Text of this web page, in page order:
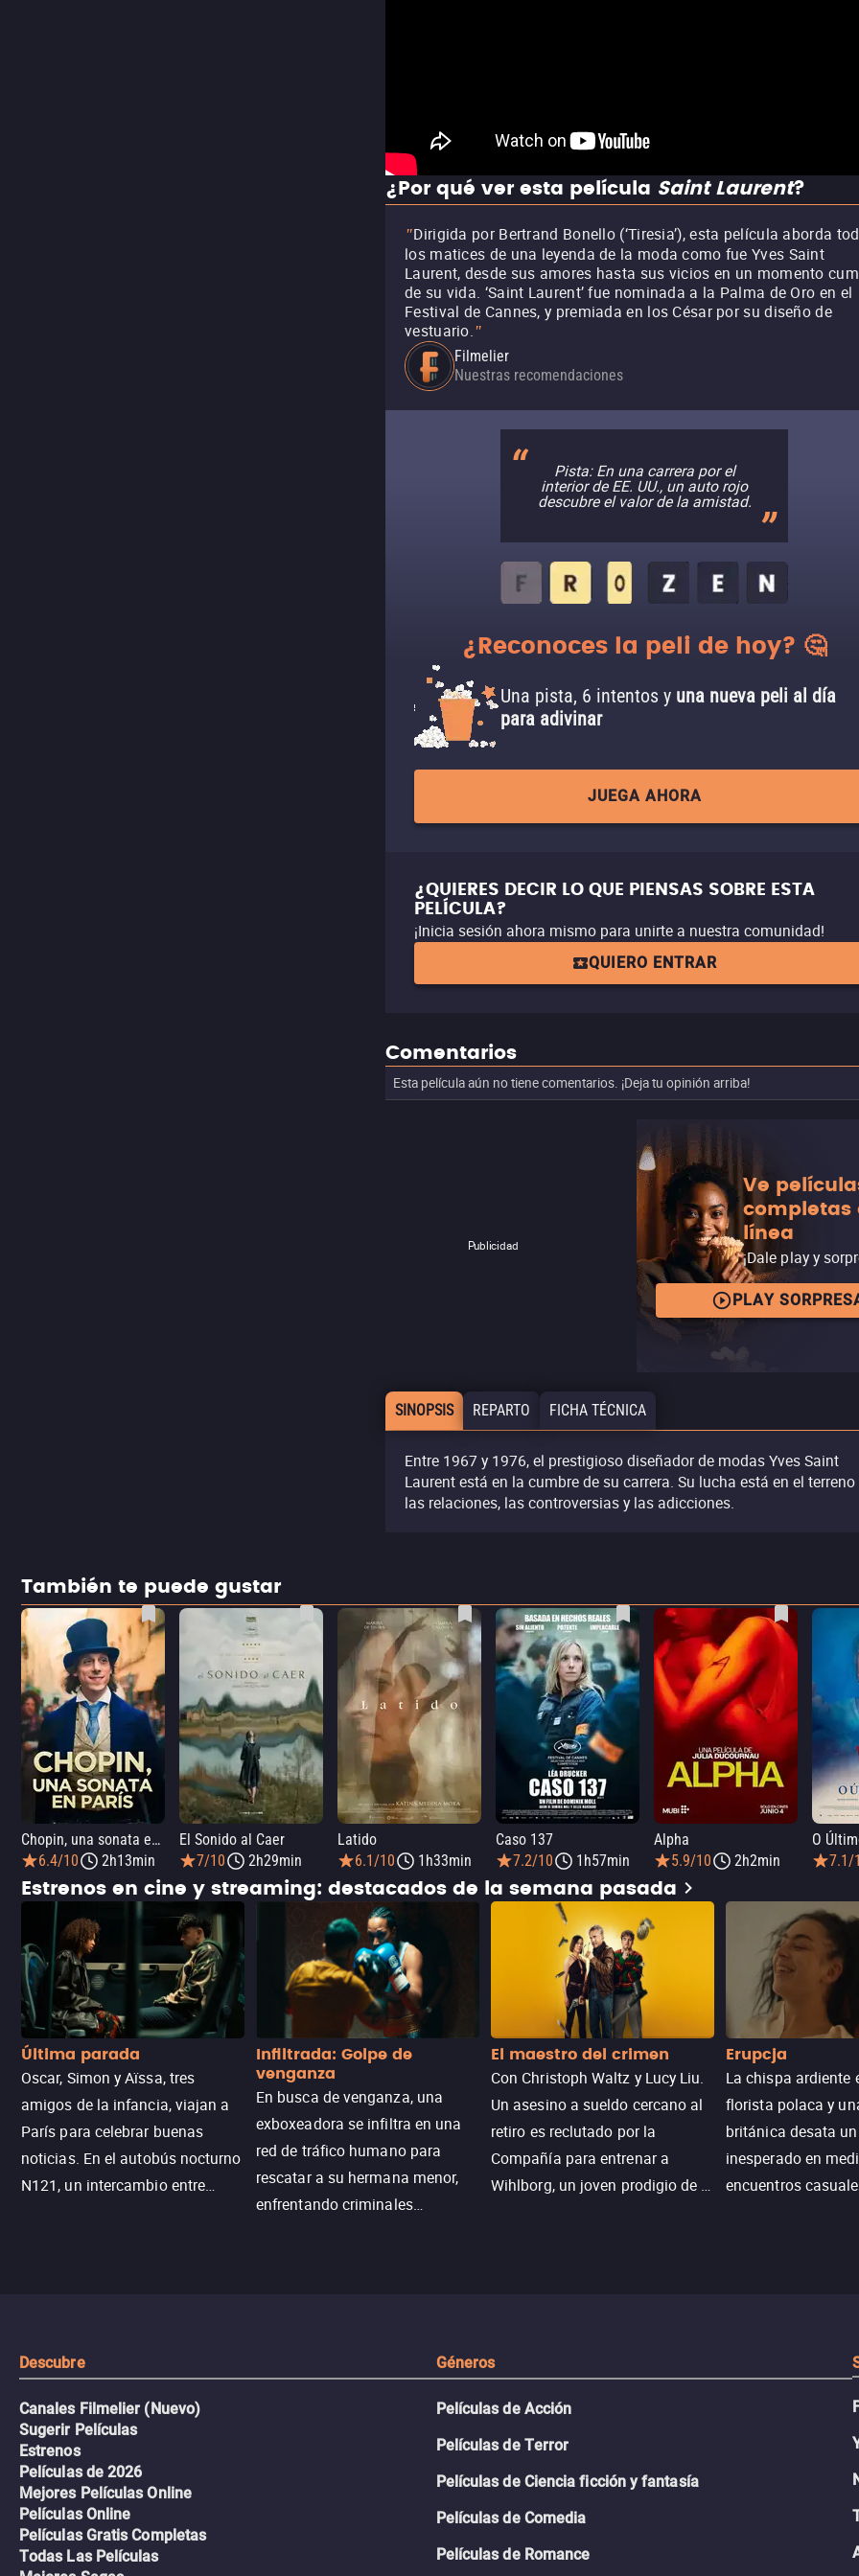
¿Por qué ver esta película Saint Laurent?
"Dirigida por Bertrand Bonello (‘Tiresia’), esta película aborda
los matices de una leyenda de la moda como fue Yves Saint
Laurent, desde sus amores hasta sus vicios en un momento
de su vida. ‘Saint Laurent’ fue nominada a la Palma de Oro en el
Festival de Cannes, y premiada en los César por su diseño de
vestuario."
Filmelier
Nuestras recomendaciones
Pista: En una carrera por el
interior de EE. UU., un auto rojo
descubre el valor de la amistad.
¿Reconoces la peli de hoy? 🤔
Una pista, 6 intentos y una nueva peli al día
para adivinar
JUEGA AHORA
¿QUIERES DECIR LO QUE PIENSAS SOBRE ESTA
PELÍCULA?
¡Inicia sesión ahora mismo para unirte a nuestra comunidad!
QUIERO ENTRAR
Comentarios
Esta película aún no tiene comentarios. ¡Deja tu opinión arriba!
Publicidad
Ve
completas
línea
¡Dale play y
PLAY
SINOPSIS REPARTO FICHA TÉCNICA
Entre 1967 y 1976, el prestigioso diseñador de modas Yves Saint
Laurent está en la cumbre de su carrera. Su lucha está en el terreno
las relaciones, las controversias y las adicciones.
También te puede gustar
Chopin, una sonata en París
6.4/10
2h13min
El Sonido al Caer
7/10
2h29min
Latido
6.1/10
1h33min
Caso 137
7.2/10
1h57min
Alpha
5.9/10
2h2min
O
7.1/
Estrenos en cine y streaming: destacados de la semana pasada
Última parada
Oscar, Simon y Aïssa, tres
amigos de la infancia, viajan a
París para celebrar buenas
noticias. En el autobús nocturno
N121, un intercambio entre
Infiltrada: Golpe de
venganza
En busca de venganza, una
exboxeadora se infiltra en una
red de tráfico humano para
rescatar a su hermana menor,
enfrentando criminales
El maestro del crimen
Con Christoph Waltz y Lucy Liu.
Un asesino a sueldo cercano al
retiro es reclutado por la
Compañía para entrenar a
Wihlborg, un joven prodigio de la
Erupcja
La chispa ardiente
florista polaca y
británica desata
inesperado en
encuentros
Descubre
Canales Filmelier (Nuevo)
Sugerir Películas
Estrenos
Películas de 2026
Mejores Películas Online
Películas Online
Películas Gratis Completas
Todas Las Películas
Géneros
Películas de Acción
Películas de Terror
Películas de Ciencia ficción y fantasía
Películas de Comedia
Películas de Romance